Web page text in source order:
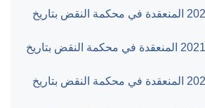
القضية رقم ‎930‏/‎2021‏ المنعقدة في محكمة النقض بتاريخ
القضية رقم ‎1056‏/‎2021‏ المنعقدة في محكمة النقض بتاريخ
القضية رقم ‎308‏/‎2021‏ المنعقدة في محكمة النقض بتاريخ